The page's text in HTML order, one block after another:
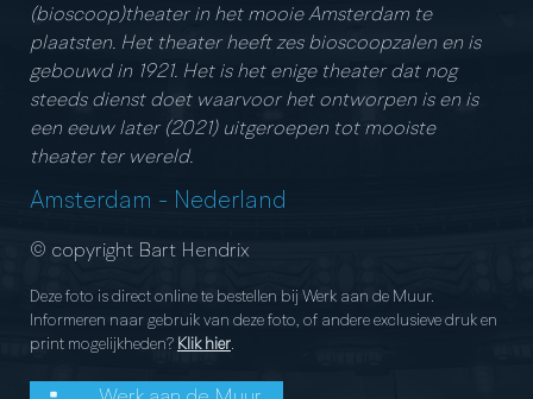
(bioscoop)theater in het mooie Amsterdam te
plaatsten. Het theater heeft zes bioscoopzalen en is
gebouwd in 1921. Het is het enige theater dat nog
steeds dienst doet waarvoor het ontworpen is en is
een eeuw later (2021) uitgeroepen tot mooiste
theater ter wereld.
Amsterdam - Nederland
© copyright Bart Hendrix
Deze foto is direct online te bestellen bij Werk aan de Muur.
Informeren naar gebruik van deze foto, of andere exclusieve druk en
print mogelijkheden? Klik hier.